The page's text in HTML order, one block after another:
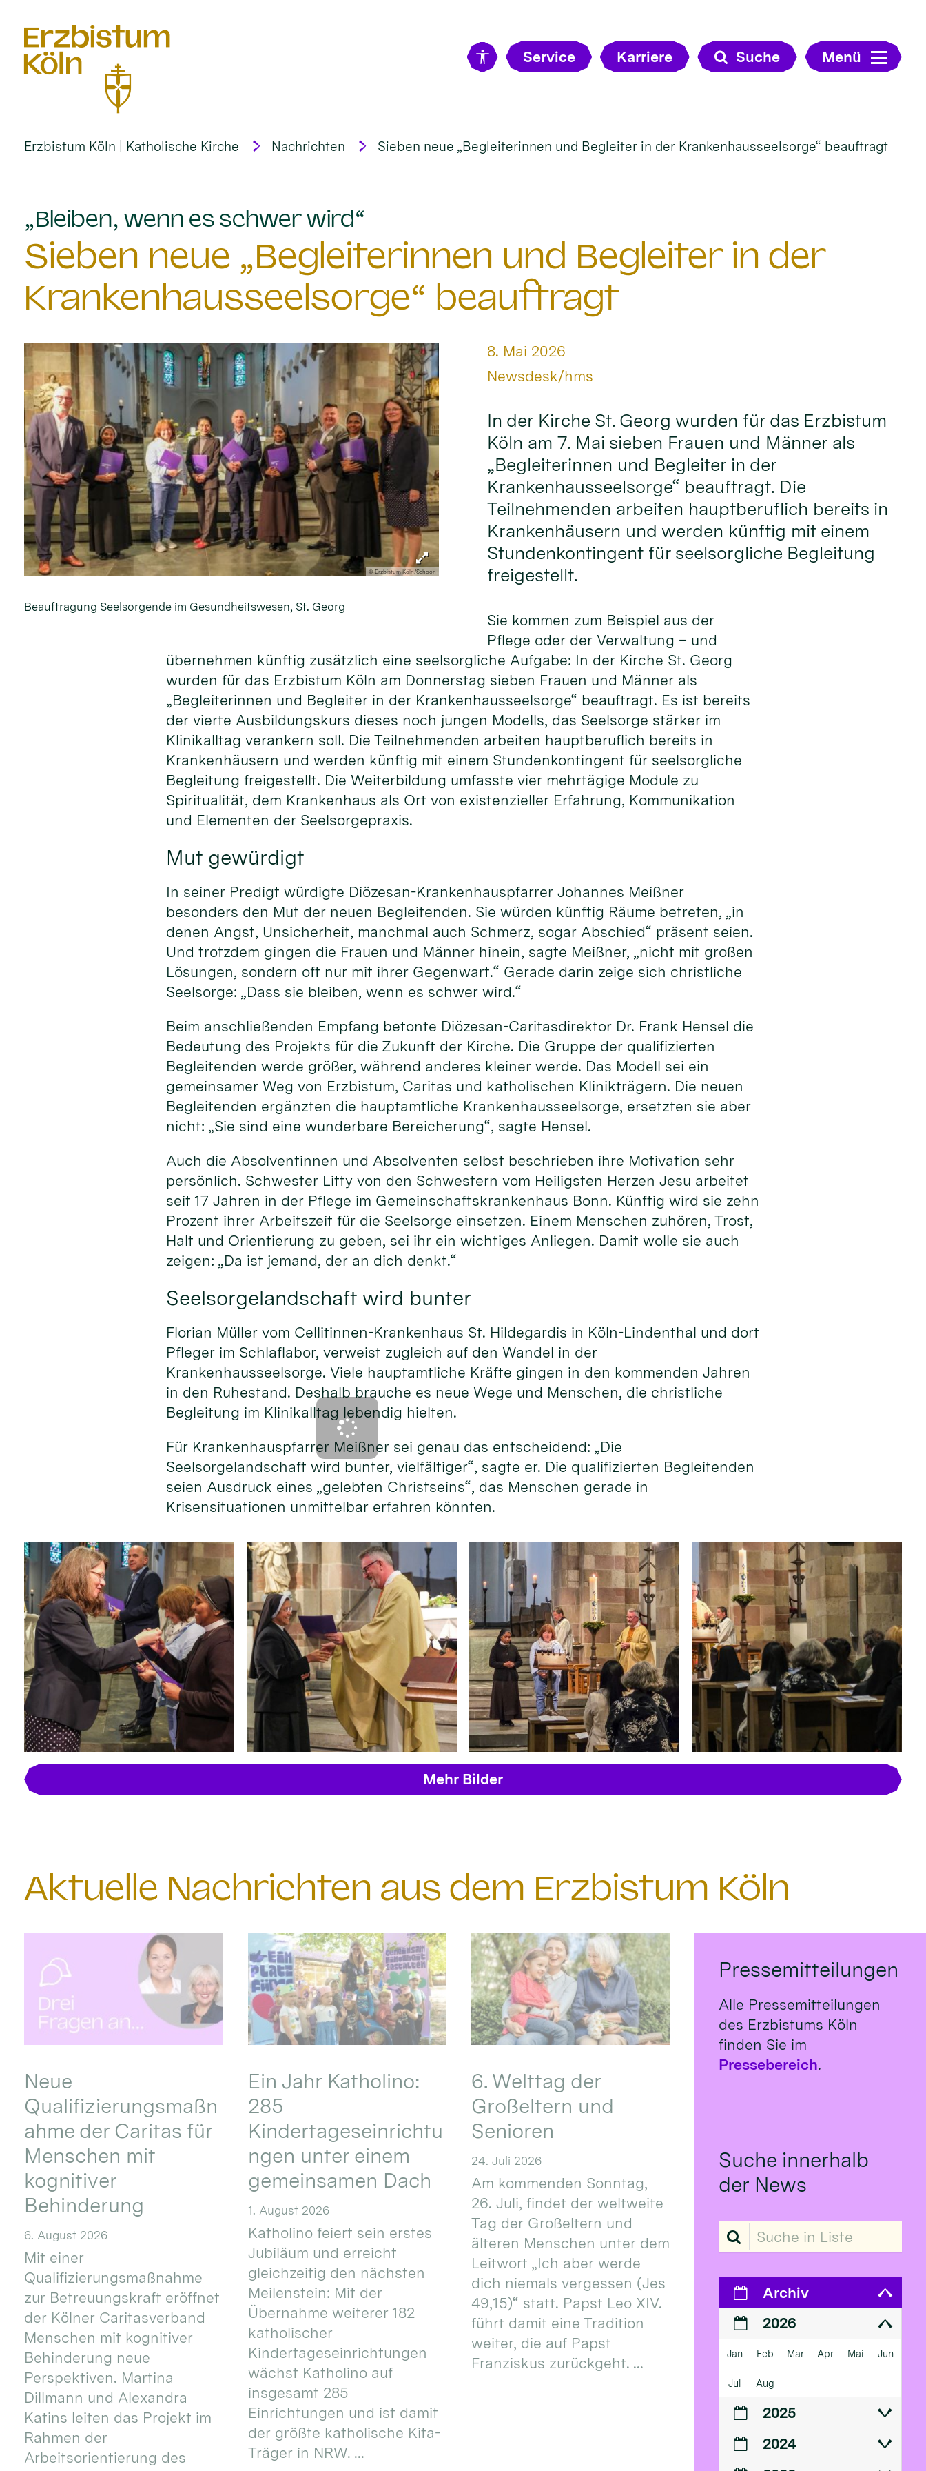
Service Karriere Suche Menü
Erzbistum Köln | Katholische Kirche Nachrichten Sieben neue „Begleiterinnen und Begleiter in der Krankenhausseelsorge“ beauftragt
„Bleiben, wenn es schwer wird“
Sieben neue „Begleiterinnen und Begleiter in der
Krankenhausseelsorge“ beauftragt
© Erzbistum Köln/Schoon
Beauftragung Seelsorgende im Gesundheitswesen, St. Georg
Datum:
8. Mai 2026
Von:
Newsdesk/hms
In der Kirche St. Georg wurden für das Erzbistum
Köln am 7. Mai sieben Frauen und Männer als
„Begleiterinnen und Begleiter in der
Krankenhausseelsorge“ beauftragt. Die
Teilnehmenden arbeiten hauptberuflich bereits in
Krankenhäusern und werden künftig mit einem
Stundenkontingent für seelsorgliche Begleitung
freigestellt.
Sie kommen zum Beispiel aus der
Pflege oder der Verwaltung – und
übernehmen künftig zusätzlich eine seelsorgliche Aufgabe: In der Kirche St. Georg
wurden für das Erzbistum Köln am Donnerstag sieben Frauen und Männer als
„Begleiterinnen und Begleiter in der Krankenhausseelsorge“ beauftragt. Es ist bereits
der vierte Ausbildungskurs dieses noch jungen Modells, das Seelsorge stärker im
Klinikalltag verankern soll. Die Teilnehmenden arbeiten hauptberuflich bereits in
Krankenhäusern und werden künftig mit einem Stundenkontingent für seelsorgliche
Begleitung freigestellt. Die Weiterbildung umfasste vier mehrtägige Module zu
Spiritualität, dem Krankenhaus als Ort von existenzieller Erfahrung, Kommunikation
und Elementen der Seelsorgepraxis.
Mut gewürdigt
In seiner Predigt würdigte Diözesan-Krankenhauspfarrer Johannes Meißner
besonders den Mut der neuen Begleitenden. Sie würden künftig Räume betreten, „in
denen Angst, Unsicherheit, manchmal auch Schmerz, sogar Abschied“ präsent seien.
Und trotzdem gingen die Frauen und Männer hinein, sagte Meißner, „nicht mit großen
Lösungen, sondern oft nur mit ihrer Gegenwart.“ Gerade darin zeige sich christliche
Seelsorge: „Dass sie bleiben, wenn es schwer wird.“
Beim anschließenden Empfang betonte Diözesan-Caritasdirektor Dr. Frank Hensel die
Bedeutung des Projekts für die Zukunft der Kirche. Die Gruppe der qualifizierten
Begleitenden werde größer, während anderes kleiner werde. Das Modell sei ein
gemeinsamer Weg von Erzbistum, Caritas und katholischen Klinikträgern. Die neuen
Begleitenden ergänzten die hauptamtliche Krankenhausseelsorge, ersetzten sie aber
nicht: „Sie sind eine wunderbare Bereicherung“, sagte Hensel.
Auch die Absolventinnen und Absolventen selbst beschrieben ihre Motivation sehr
persönlich. Schwester Litty von den Schwestern vom Heiligsten Herzen Jesu arbeitet
seit 17 Jahren in der Pflege im Gemeinschaftskrankenhaus Bonn. Künftig wird sie zehn
Prozent ihrer Arbeitszeit für die Seelsorge einsetzen. Einem Menschen zuhören, Trost,
Halt und Orientierung zu geben, sei ihr ein wichtiges Anliegen. Damit wolle sie auch
zeigen: „Da ist jemand, der an dich denkt.“
Seelsorgelandschaft wird bunter
Florian Müller vom Cellitinnen-Krankenhaus St. Hildegardis in Köln-Lindenthal und dort
Pfleger im Schlaflabor, verweist zugleich auf den Wandel in der
Krankenhausseelsorge. Viele hauptamtliche Kräfte gingen in den kommenden Jahren
in den Ruhestand. Deshalb brauche es neue Wege und Menschen, die christliche
Begleitung im Klinikalltag lebendig hielten.
Für Krankenhauspfarrer Meißner sei genau das entscheidend: „Die
Seelsorgelandschaft wird bunter, vielfältiger“, sagte er. Die qualifizierten Begleitenden
seien Ausdruck eines „gelebten Christseins“, das Menschen gerade in
Krisensituationen unmittelbar erfahren könnten.
Mehr Bilder
Aktuelle Nachrichten aus dem Erzbistum Köln
Neue
Qualifizierungsmaßn
ahme der Caritas für
Menschen mit
kognitiver
Behinderung
6. August 2026
Mit einer
Qualifizierungsmaßnahme
zur Betreuungskraft eröffnet
der Kölner Caritasverband
Menschen mit kognitiver
Behinderung neue
Perspektiven. Martina
Dillmann und Alexandra
Katins leiten das Projekt im
Rahmen der
Arbeitsorientierung des
Ein Jahr Katholino:
285
Kindertageseinrichtu
ngen unter einem
gemeinsamen Dach
1. August 2026
Katholino feiert sein erstes
Jubiläum und erreicht
gleichzeitig den nächsten
Meilenstein: Mit der
Übernahme weiterer 182
katholischer
Kindertageseinrichtungen
wächst Katholino auf
insgesamt 285
Einrichtungen und ist damit
der größte katholische Kita-
Träger in NRW. ...
6. Welttag der
Großeltern und
Senioren
24. Juli 2026
Am kommenden Sonntag,
26. Juli, findet der weltweite
Tag der Großeltern und
älteren Menschen unter dem
Leitwort „Ich aber werde
dich niemals vergessen (Jes
49,15)“ statt. Papst Leo XIV.
führt damit eine Tradition
weiter, die auf Papst
Franziskus zurückgeht. ...
Pressemitteilungen
Alle Pressemitteilungen
des Erzbistums Köln
finden Sie im
Pressebereich.
Suche innerhalb
der News
Suche in Liste
Archiv
2026
Jan Feb Mär Apr Mai Jun
Jul Aug
2025
2024